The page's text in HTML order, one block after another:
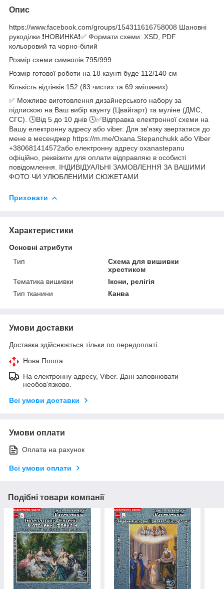
Опис
https://www.facebook.com/groups/154311616758008 Шановні
рукоділки ❗️НОВИНКА❗️✅ Формати схеми: XSD, PDF
кольоровий та чорно-білий
Розмір схеми символів 795/999
Розмір готової роботи на 18 каунті буде 112/140 см
Кількість відтінків 152 (83 чистих та 69 змішаних)
✅ Можливе виготовлення дизайнерського набору за
підпискою на Ваш вибір каунту (Цвайгарт) та муліне (ДМС,
СГС). 🕓Від 5 до 10 днів 🕓✅Відправка електронної схеми на
Вашу електронну адресу або viber. Для зв'язку звертатися до
мене в месенджер https://m.me/Oxana.Stepanchukk або Viber
+380681414572або електронну адресу oxanastepanu
офіційно, реквізити для оплати відправляю в особисті
повідомлення. ІНДИВІДУАЛЬНІ ЗАМОВЛЕННЯ ЗА ВАШИМИ
ФОТО ЧИ УЛЮБЛЕНИМИ СЮЖЕТАМИ
Приховати
Характеристики
Основні атрибути
Тип
Схема для вишивки
хрестиком
Тематика вишивки
Ікони, релігія
Тип тканини
Канва
Умови доставки
Доставка здійснюється тільки по передоплаті.
Нова Пошта
На електронну адресу, Viber. Дані заповнювати
необов'язково.
Всі умови доставки
Умови оплати
Оплата на рахунок
Всі умови оплати
Подібні товари компанії